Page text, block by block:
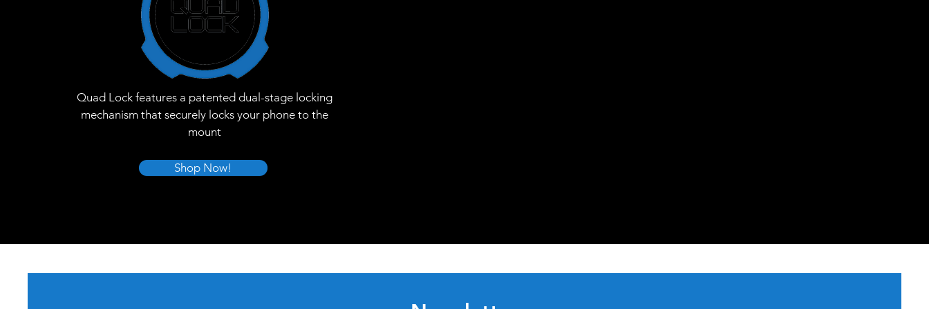
Quad Lock features a patented dual-stage locking
mechanism that securely locks your phone to the
mount
Shop Now!